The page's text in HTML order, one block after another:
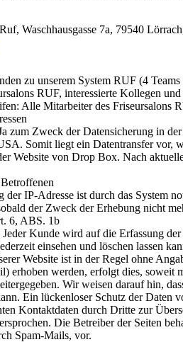
Waschhausgasse 7a, 79540
zu unserem System RUF (4
RUF, interessierte Kollegen
Alle Mitarbeiter des Friseursalons
zum Zweck der Datensicherung in
Somit liegt ein Datentransfer vor,
Website von Drop Box. Nach
der IP-Adresse ist durch das System
der Zweck der Erhebung nicht
6, ABS. 1b
Kunde wird auf die Erfassung
einsehen und löschen lassen
Website ist in der Regel ohne
erhoben werden, erfolgt dies,
Wir weisen darauf hin,
Ein lückenloser Schutz der
Kontaktdaten durch Dritte zur
Die Betreiber der Seiten
Spam-Mails, vor.